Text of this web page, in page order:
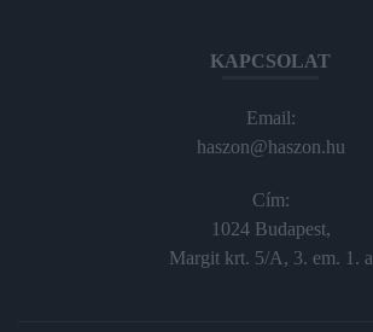
KAPCSOLAT
Email:
haszon@haszon.hu
Cím:
1024 Budapest,
Margit krt. 5/A, 3. em. 1. a